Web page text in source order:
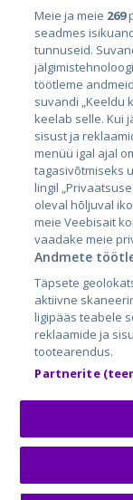
Страны
Эстония
Латвия
Литва
City24.lv
City24.ee
GetaPro.lv
GetaPro.ee
Autoplius.lt
Aruodas.lt
© 2026 GetaPro.
Meie ja meie 269
seadmes
tunnuseid.
töötleme
suvandi „Keeldu
keelab selle. Kui
sisust ja
menüü igal ajal
tagasivõtmiseks
lingil
oleval hõljuval
meie Veebisait
vaadake meie
Andmete
Täpsete
aktiivne
ligipääs teabele
reklaamide ja
tootearendus.
Partnerite